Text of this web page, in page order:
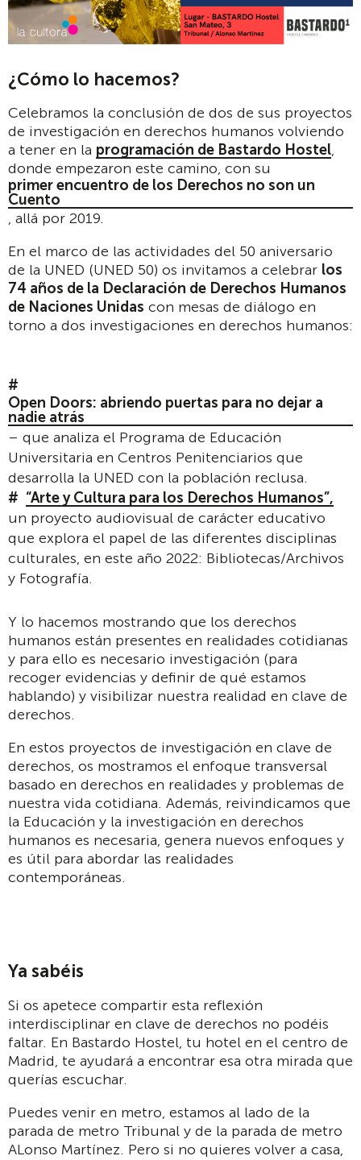
¿Cómo lo hacemos?
Celebramos la conclusión de dos de sus proyectos
de investigación en derechos humanos volviendo
a tener en la programación de Bastardo Hostel,
donde empezaron este camino, con su
primer encuentro de los Derechos no son un
Cuento
, allá por 2019.
En el marco de las actividades del 50 aniversario
de la UNED (UNED 50) os invitamos a celebrar los
74 años de la Declaración de Derechos Humanos
de Naciones Unidas con mesas de diálogo en
torno a dos investigaciones en derechos humanos:
Open Doors: abriendo puertas para no dejar a
nadie atrás
– que analiza el Programa de Educación
Universitaria en Centros Penitenciarios que
desarrolla la UNED con la población reclusa.
“Arte y Cultura para los Derechos Humanos”,
un proyecto audiovisual de carácter educativo
que explora el papel de las diferentes disciplinas
culturales, en este año 2022: Bibliotecas/Archivos
y Fotografía.
Y lo hacemos mostrando que los derechos
humanos están presentes en realidades cotidianas
y para ello es necesario investigación (para
recoger evidencias y definir de qué estamos
hablando) y visibilizar nuestra realidad en clave de
derechos.
En estos proyectos de investigación en clave de
derechos, os mostramos el enfoque transversal
basado en derechos en realidades y problemas de
nuestra vida cotidiana. Además, reivindicamos que
la Educación y la investigación en derechos
humanos es necesaria, genera nuevos enfoques y
es útil para abordar las realidades
contemporáneas.
Ya sabéis
Si os apetece compartir esta reflexión
interdisciplinar en clave de derechos no podéis
faltar. En Bastardo Hostel, tu hotel en el centro de
Madrid, te ayudará a encontrar esa otra mirada que
querías escuchar.
Puedes venir en metro, estamos al lado de la
parada de metro Tribunal y de la parada de metro
ALonso Martínez. Pero si no quieres volver a casa,